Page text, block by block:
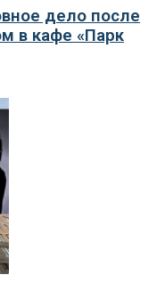
дело после
в кафе «Парк